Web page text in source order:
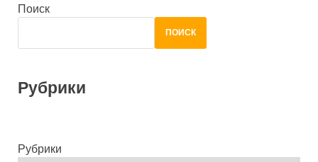
Поиск
ПОИСК
Рубрики
Рубрики